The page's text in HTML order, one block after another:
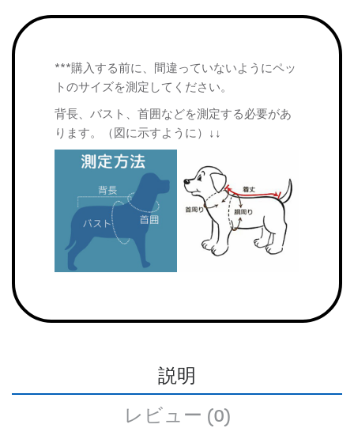
***購入する前に、間違っていないようにペッ
トのサイズを測定してください。
背長、バスト、首囲などを測定する必要があ
ります。（図に示すように）↓↓
説明
レビュー (0)